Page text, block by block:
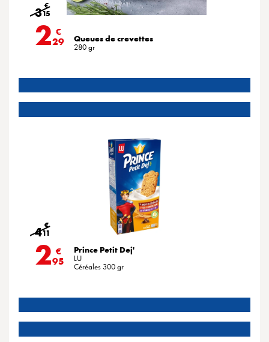
3 €
15
2 €
29 Queues de crevettes
280 gr
4 €
11
2 €
95
Prince Petit Dej'
LU
Céréales 300 gr